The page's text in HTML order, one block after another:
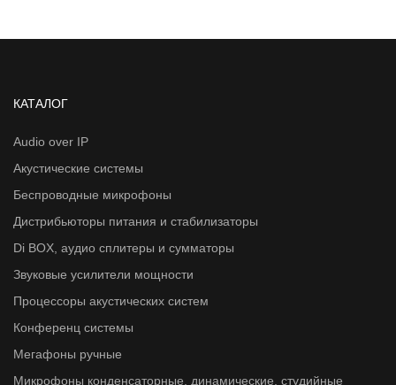
КАТАЛОГ
Audio over IP
Акустические системы
Беспроводные микрофоны
Дистрибьюторы питания и стабилизаторы
Di BOX, аудио сплитеры и сумматоры
Звуковые усилители мощности
Процессоры акустических систем
Конференц системы
Мегафоны ручные
Микрофоны конденсаторные, динамические, студийные